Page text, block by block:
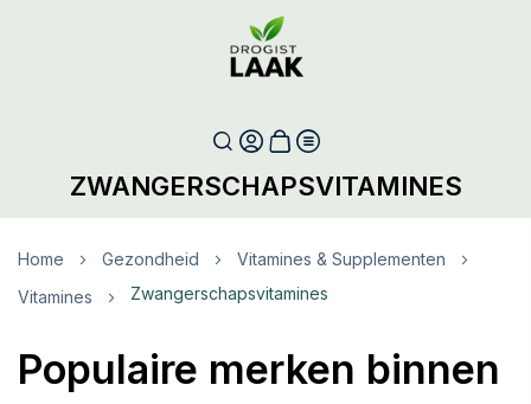
ZWANGERSCHAPSVITAMINES
Home Gezondheid
Vitamines & Supplementen
Vitamines
Zwangerschapsvitamines
Populaire merken binnen